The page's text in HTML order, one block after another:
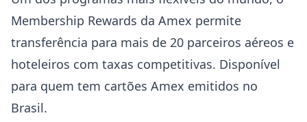
Membership Rewards da Amex permite
transferência para mais de 20 parceiros aéreos e
hoteleiros com taxas competitivas. Disponível
para quem tem cartões Amex emitidos no
Brasil.